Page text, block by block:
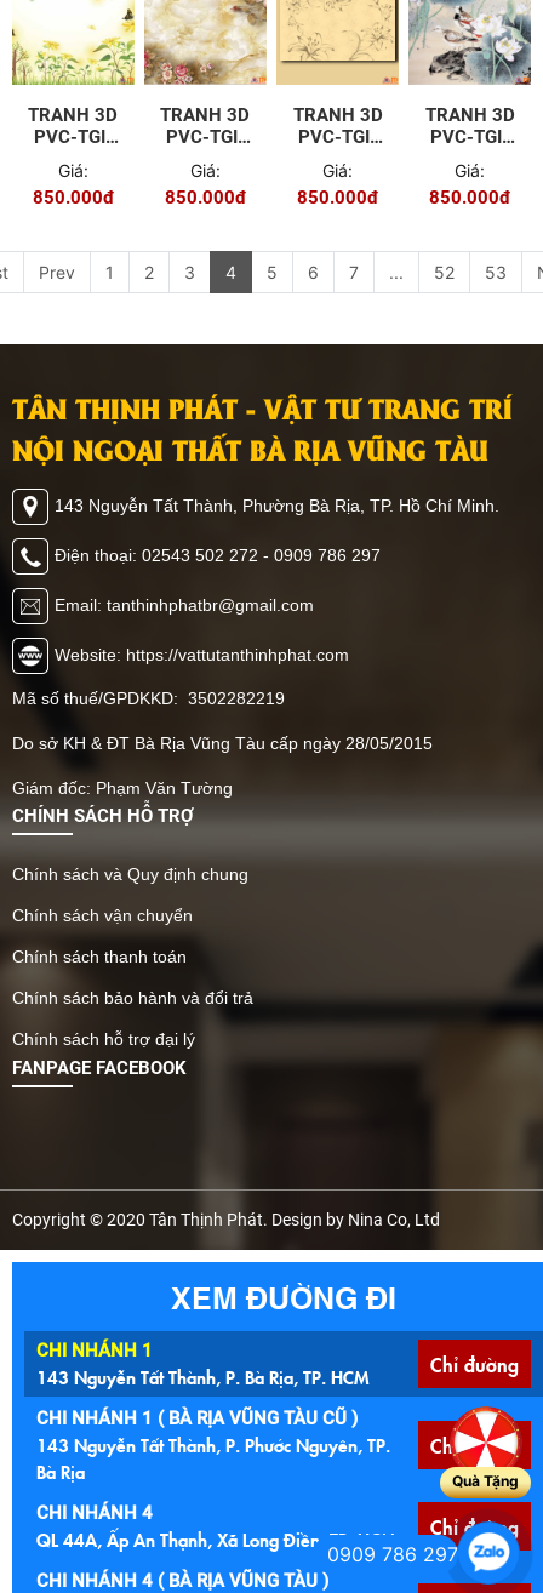
TRANH 3D
PVC-TGI-
FJ-P009
Giá:
850.000đ
TRANH 3D
PVC-TGI-
YD-P100
Giá:
850.000đ
TRANH 3D
PVC-TGI-
YS-P007
Giá:
850.000đ
TRANH 3D
PVC-TGI-
ZS-P009
Giá:
850.000đ
Prev 1 2 3 4 5 6 7 ... 52 53
TÂN THỊNH PHÁT - VẬT TƯ TRANG TRÍ
NỘI NGOẠI THẤT BÀ RỊA VŨNG TÀU
143 Nguyễn Tất Thành, Phường Bà Rịa, TP. Hồ Chí Minh.
Điện thoại: 02543 502 272 - 0909 786 297
Email: tanthinhphatbr@gmail.com
Website: https://vattutanthinhphat.com
Mã số thuế/GPDKKD: 3502282219
Do sở KH & ĐT Bà Rịa Vũng Tàu cấp ngày 28/05/2015
Giám đốc: Phạm Văn Tường
CHÍNH SÁCH HỖ TRỢ
Chính sách và Quy định chung
Chính sách vận chuyển
Chính sách thanh toán
Chính sách bảo hành và đổi trả
Chính sách hỗ trợ đại lý
FANPAGE FACEBOOK
Copyright © 2020 Tân Thịnh Phát. Design by Nina Co, Ltd
XEM ĐƯỜNG ĐI
CHI NHÁNH 1
143 Nguyễn Tất Thành, P. Bà Rịa, TP. HCM Chỉ đường
CHI NHÁNH 1 ( BÀ RỊA VŨNG TÀU CŨ )
143 Nguyễn Tất Thành, P. Phước Nguyên, TP.
Bà Rịa
Chỉ đường
CHI NHÁNH 4
QL 44A, Ấp An Thạnh, Xã Long Điền, TP. HCM Chỉ đường
CHI NHÁNH 4 ( BÀ RỊA VŨNG TÀU )
Quà Tặng
0909 786 297